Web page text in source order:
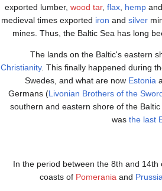
exported lumber, wood tar, flax, hemp
medieval times exported iron and silver
mines. Thus, the Baltic Sea has long
The lands on the Baltic's eastern
Christianity. This finally happened during
Swedes, and what are now Estonia
Germans (Livonian Brothers of the
southern and eastern shore of the
was the last
In the period between the 8th and
coasts of Pomerania and Prussia